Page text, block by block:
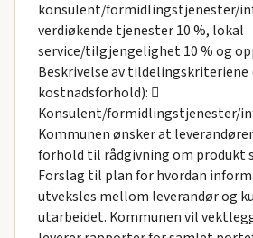
konsulent/formidlingstjenester/
verdiøkende tjenester 10 %, lokal
service/tilgjengelighet 10 % og
Beskrivelse av tildelingskriteriene
kostnadsforhold): 
Konsulent/formidlingstjenester/
Kommunen ønsker at
forhold til rådgivning om produkt
Forslag til plan for hvordan
utveksles mellom leverandør og
utarbeidet. Kommunen vil